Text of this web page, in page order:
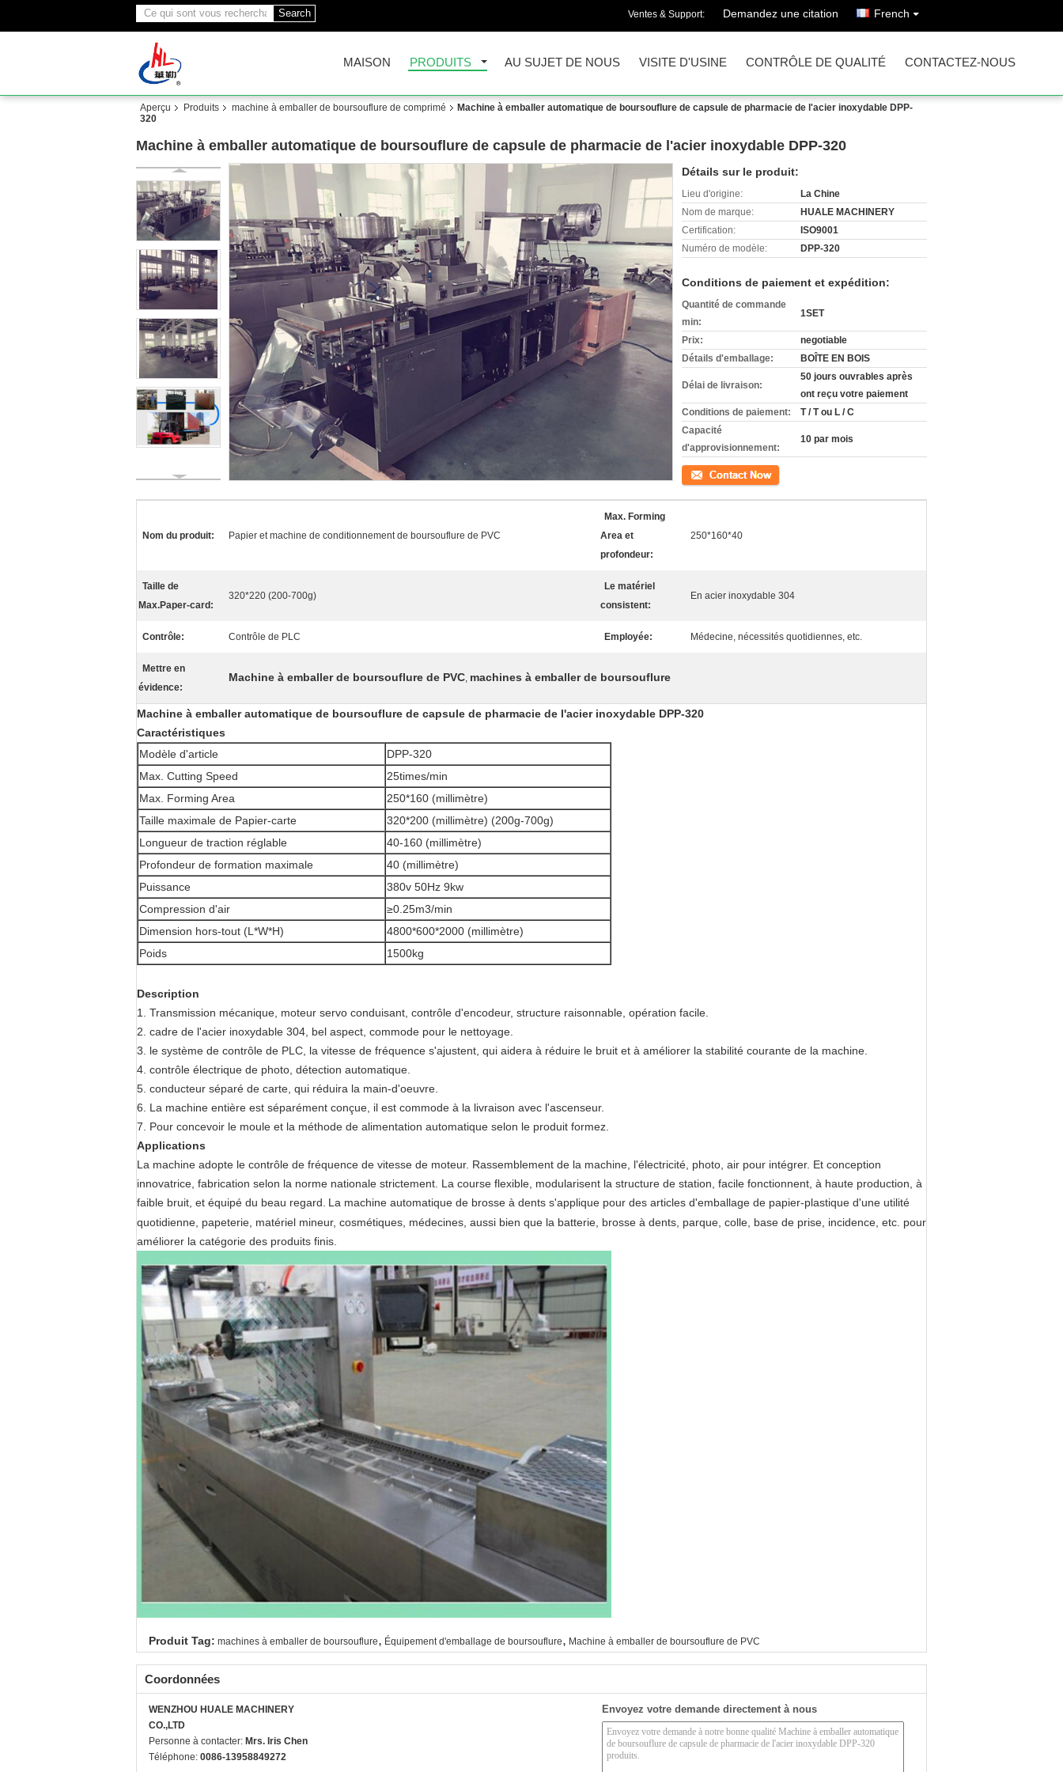
Search Ventes & Support: Demandez une citation French
MAISON PRODUITS AU SUJET DE NOUS VISITE D'USINE CONTRÔLE DE QUALITÉ CONTACTEZ-NOUS
Aperçu Produits machine à emballer de boursouflure de comprimé
Machine à emballer automatique de boursouflure de capsule de pharmacie de l'acier inoxydable DPP-
320
Machine à emballer automatique de boursouflure de capsule de pharmacie de l'acier inoxydable DPP-320
Détails sur le produit:
Lieu d'origine:
La Chine
Nom de marque:
HUALE MACHINERY
Certification:
ISO9001
Numéro de modèle:
DPP-320
Conditions de paiement et expédition:
Quantité de commande
min:
1SET
Prix:
negotiable
Détails d'emballage:
BOÎTE EN BOIS
Délai de livraison:
50 jours ouvrables après
ont reçu votre paiement
Conditions de paiement:
T / T ou L / C
Capacité
d'approvisionnement:
10 par mois
Contact
Nom du produit: Papier et machine de conditionnement de boursouflure de PVC
Max. Forming
Area et
profondeur:
250*160*40
Taille de
Max.Paper-card:
320*220 (200-700g)
Le matériel
consistent:
En acier inoxydable 304
Contrôle: Contrôle de PLC Employée: Médecine, nécessités quotidiennes, etc.
Mettre en
évidence:
Machine à emballer de boursouflure de PVC, machines à emballer de boursouflure
Machine à emballer automatique de boursouflure de capsule de pharmacie de l'acier inoxydable DPP-320
Caractéristiques
Modèle d'article
DPP-320
Max. Cutting Speed
25times/min
Max. Forming Area
250*160 (millimètre)
Taille maximale de Papier-carte
320*200 (millimètre) (200g-700g)
Longueur de traction réglable
40-160 (millimètre)
Profondeur de formation maximale
40 (millimètre)
Puissance
380v 50Hz 9kw
Compression d'air
≥0.25m3/min
Dimension hors-tout (L*W*H)
4800*600*2000 (millimètre)
Poids
1500kg
Description
1. Transmission mécanique, moteur servo conduisant, contrôle d'encodeur, structure raisonnable, opération facile.
2. cadre de l'acier inoxydable 304, bel aspect, commode pour le nettoyage.
3. le système de contrôle de PLC, la vitesse de fréquence s'ajustent, qui aidera à réduire le bruit et à améliorer la stabilité courante de la machine.
4. contrôle électrique de photo, détection automatique.
5. conducteur séparé de carte, qui réduira la main-d'oeuvre.
6. La machine entière est séparément conçue, il est commode à la livraison avec l'ascenseur.
7. Pour concevoir le moule et la méthode de alimentation automatique selon le produit formez.
Applications
La machine adopte le contrôle de fréquence de vitesse de moteur. Rassemblement de la machine, l'électricité, photo, air pour intégrer. Et conception
innovatrice, fabrication selon la norme nationale strictement. La course flexible, modularisent la structure de station, facile fonctionnent, à haute production, à
faible bruit, et équipé du beau regard. La machine automatique de brosse à dents s'applique pour des articles d'emballage de papier-plastique d'une utilité
quotidienne, papeterie, matériel mineur, cosmétiques, médecines, aussi bien que la batterie, brosse à dents, parque, colle, base de prise, incidence, etc. pour
améliorer la catégorie des produits finis.
Produit Tag: machines à emballer de boursouflure, Équipement d'emballage de boursouflure, Machine à emballer de boursouflure de PVC
Coordonnées
WENZHOU HUALE MACHINERY
CO.,LTD
Personne à contacter: Mrs. Iris Chen
Téléphone: 0086-13958849272
Envoyez votre demande directement à nous